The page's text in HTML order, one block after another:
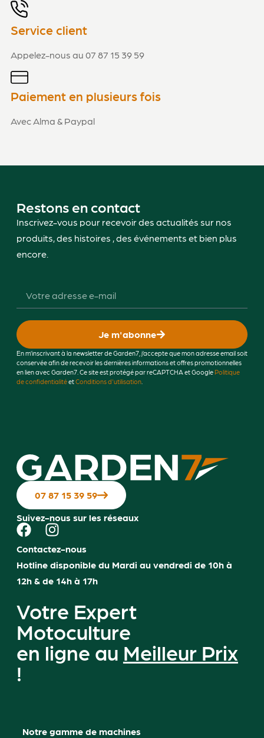
Service client
Appelez-nous au 07 87 15 39 59
Paiement en plusieurs fois
Avec Alma & Paypal
Restons en contact
Inscrivez-vous pour recevoir des actualités sur nos
produits, des histoires , des événements et bien plus
encore.
Je m'abonne
En m’inscrivant à la newsletter de Garden7, j’accepte que mon adresse email soit
conservée afin de recevoir les dernières informations et offres promotionnelles
en lien avec Garden7. Ce site est protégé par reCAPTCHA et GooglePolitique
de confidentialitéetConditions d'utilisation.
07 87 15 39 59
Suivez-nous sur les réseaux
Contactez-nous
Hotline disponible du Mardi au vendredi de 10h à
12h & de 14h à 17h
Votre Expert
Motoculture
en ligne au Meilleur Prix
!
Notre gamme de machines